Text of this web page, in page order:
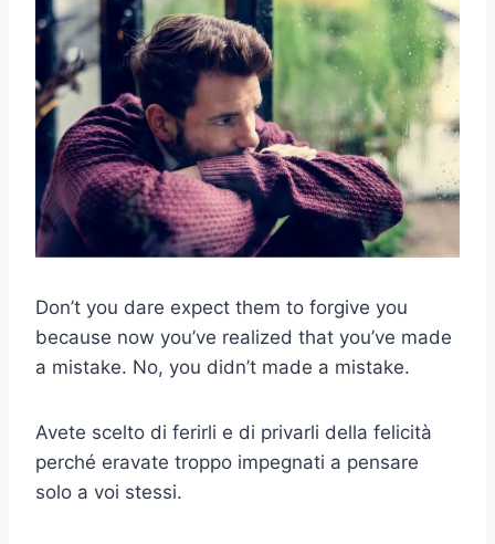
Don’t you dare expect them to forgive you
because now you’ve realized that you’ve made
a mistake. No, you didn’t made a mistake.
Avete scelto di ferirli e di privarli della felicità
perché eravate troppo impegnati a pensare
solo a voi stessi.